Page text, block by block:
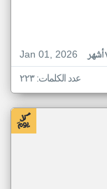
Jan 01, 2026
عدد الكلمات: ٢٢٣